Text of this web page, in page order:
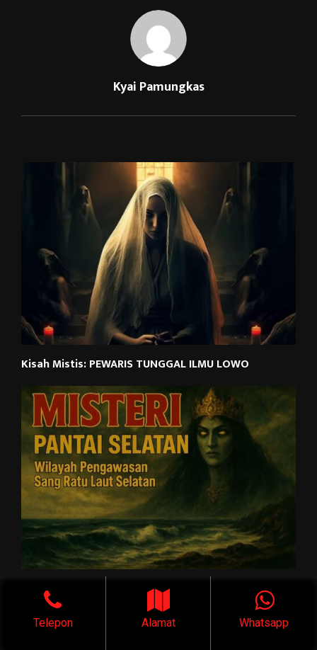
Kyai Pamungkas
Kisah Mistis: PEWARIS TUNGGAL ILMU LOWO
PANTAI SELATAN: Wilayah Pengawasan Sang Ratu
Laut Selatan
Telepon Alamat Whatsapp